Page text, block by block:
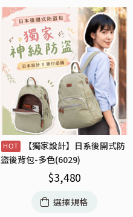
【獨家設計】日系後開式防
盜後背包-多色(6029)
$3,480
選擇規格